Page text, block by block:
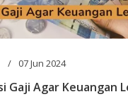
07 Jun 2024
Gaji Agar Keuangan